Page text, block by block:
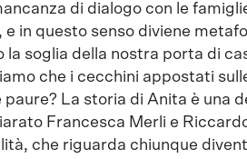
di dialogo con le
in questo senso diviene
la soglia della nostra porta di
che i cecchini appostati
La storia di Anita è una
Francesca Merli e
che riguarda chiunque